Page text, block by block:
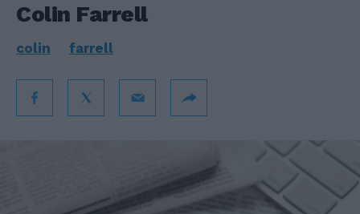
Colin Farrell
colin farrell